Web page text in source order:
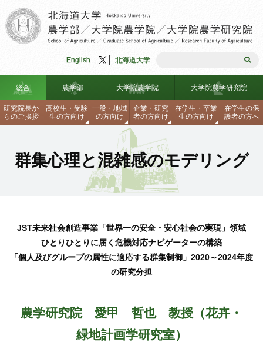
English 北海道大学
総合 農学部 大学院農学院 大学院農学研究院
研究院長か
らのご挨拶
高校生 ・ 受験
生の方向け
一般 ・地域
の方向け
企業 ・研究
者の方向け
在学生 ・卒業
生の方向け
在学生の保
護者の方へ
大学院入試
見学・説明会・資料請求・刊行
研究院長からのご挨拶
学生生活支援 海外留学制度
免許・資格 研究生・聴講生・科目等履修生
学部、大学院データテーブル 教員一覧
理念・組織図
沿革 大学院入試
研究生・聴講生・科目等履修生 連携協定
物
学部、大学院データテーブル 教員一覧
お問合せ・アクセス
沿革
大学院農学研究院 教員一覧
学部、大学院データテーブル
ズ集
教員公募情報 お問合せ・アクセス
アグリサイエンス研究開発室
海外留学制度
農学部安全ハンドブック 研究生・聴講生・科目等履修生
各種手続き、証明書の請求方法 関連センター・施設・リンク
群集心理と混雑感のモデリング
JST未来社会創造事業「世界一の安全・安心社会の実現」領域
ひとりひとりに届く危機対応ナビゲーターの構築
「個人及びグループの属性に適応する群集制御」2020～2024年度
の研究分担
農学研究院 愛甲 哲也 教授 （花卉・
緑地計画学研究室）